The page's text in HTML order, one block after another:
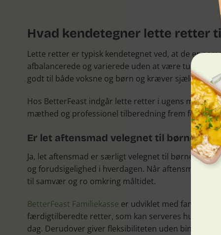
Hvad kendetegner lette retter
Lette retter er typisk kendetegnet ved, at de er
afbalancerede og varierede uden at være tunge
godt til både voksne og børn og kræver sjældent
Hos BetterFeast indgår lette retter i ugens menuer,
mæthed og professionel tilberedning frem for
Er let aftensmad velegnet til
Ja, let aftensmad er særligt velegnet til
og forudsigelighed i hverdagen. Når aftensmaden
til samvær og ro omkring måltidet.
BetterFeast Familiekasse er udviklet med familier for
færdigtilberedte retter, som kan serveres hurtigt
dag. Derudover giver fleksibiliteten uden binding